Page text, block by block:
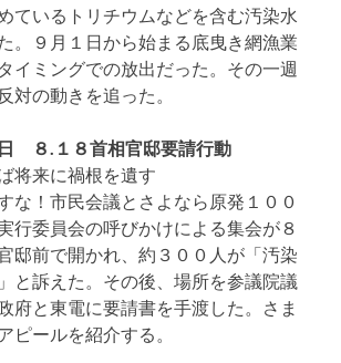
ているトリチウムなどを含む汚染水
。９月１日から始まる底曳き網漁業
イミングでの放出だった。その一週
対の動きを追った。
８.１８首相官邸要請行動
将来に禍根を遺す
な！市民会議とさよなら原発１００
行委員会の呼びかけによる集会が８
邸前で開かれ、約３００人が「汚染
と訴えた。その後、場所を参議院議
府と東電に要請書を手渡した。さま
ピールを紹介する。